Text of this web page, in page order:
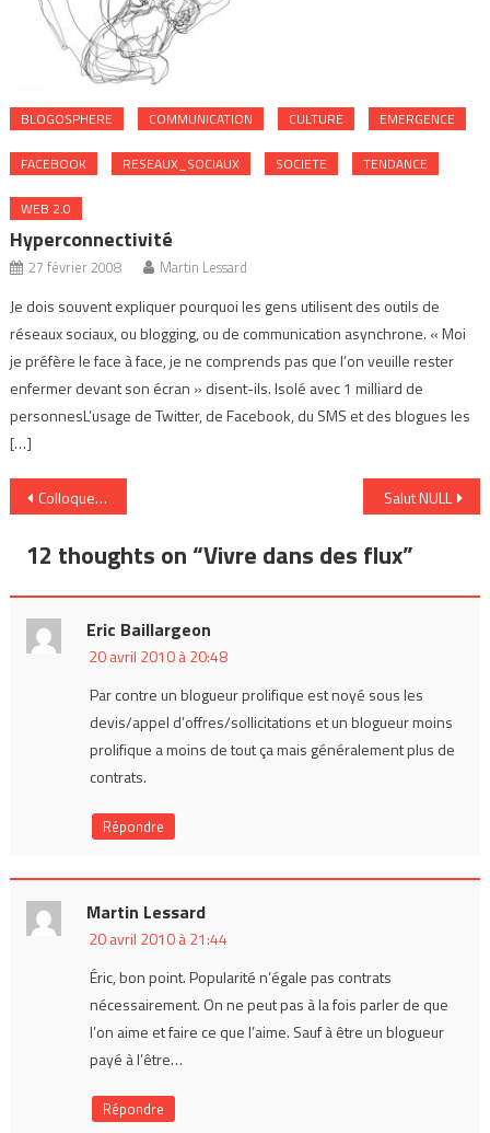
BLOGOSPHERE COMMUNICATION CULTURE EMERGENCE
FACEBOOK RESEAUX_SOCIAUX SOCIETE TENDANCE
WEB 2.0
Hyperconnectivité
27 février 2008 Martin Lessard
Je dois souvent expliquer pourquoi les gens utilisent des outils de
réseaux sociaux, ou blogging, ou de communication asynchrone. « Moi
je préfère le face à face, je ne comprends pas que l’on veuille rester
enfermer devant son écran » disent-ils. Isolé avec 1 milliard de
personnesL’usage de Twitter, de Facebook, du SMS et des blogues les
[…]
Navigation
de
l’article
Colloque «Le journal indépendant» diffusé sur Canal Savoir Salut NULL
12 thoughts on “Vivre dans des flux”
Eric Baillargeon
20 avril 2010 à 20:48
Par contre un blogueur prolifique est noyé sous les
devis/appel d’offres/sollicitations et un blogueur moins
prolifique a moins de tout ça mais généralement plus de
contrats.
Répondre
Martin Lessard
20 avril 2010 à 21:44
Éric, bon point. Popularité n’égale pas contrats
nécessairement. On ne peut pas à la fois parler de que
l’on aime et faire ce que l’aime. Sauf à être un blogueur
payé à l’être…
Répondre